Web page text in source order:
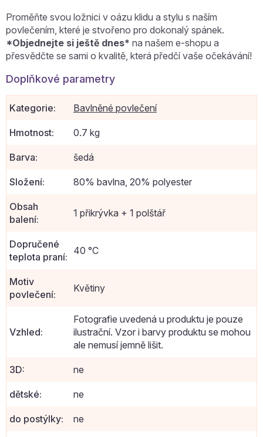
Proměňte svou ložnici v oázu klidu a stylu s naším
povlečením, které je stvořeno pro dokonalý spánek.
*Objednejte si ještě dnes* na našem e-shopu a
přesvědčte se sami o kvalitě, která předčí vaše očekávání!
Doplňkové parametry
Kategorie: Bavlněné povlečení
Hmotnost: 0.7 kg
Barva: šedá
Složení: 80% bavlna, 20% polyester
Obsah
balení:
1 přikrývka + 1 polštář
Dopručené
teplota praní:
40 °C
Motiv
povlečení:
Květiny
Vzhled:
Fotografie uvedená u produktu je pouze
ilustrační. Vzor i barvy produktu se mohou
ale nemusí jemně lišit.
3D: ne
dětské: ne
do postýlky: ne